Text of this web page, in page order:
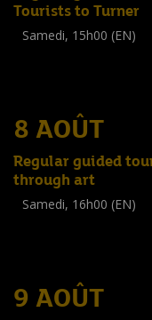
Tourists to Turner
Samedi, 15h00 (EN)
8 AOÛT
Regular guided
through art
Samedi, 16h00 (EN)
9 AOÛT